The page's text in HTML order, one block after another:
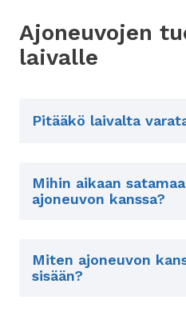
Ajoneuvojen
laivalle
Pitääkö laivalta
Mihin aikaan
ajoneuvon kanssa?
Miten ajoneuvon
sisään?